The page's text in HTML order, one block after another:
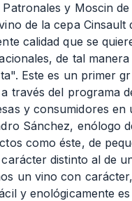
Patronales y Moscin
de la cepa
calidad que se
de tal
Este es un primer
través del programa
y consumidores en
Sánchez, enólogo
como éste, de
distinto al de
un vino con
y enológicamente